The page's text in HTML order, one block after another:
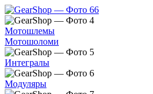
Мотошлемы
Мотошоломи
Интегралы
Модуляры